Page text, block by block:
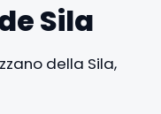
Sila
della Sila,